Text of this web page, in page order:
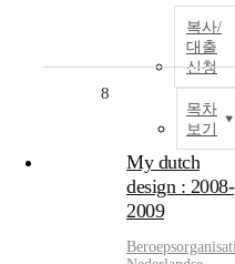
복사/
대출
신청
목차
보기
8
My dutch
design : 2008-
2009